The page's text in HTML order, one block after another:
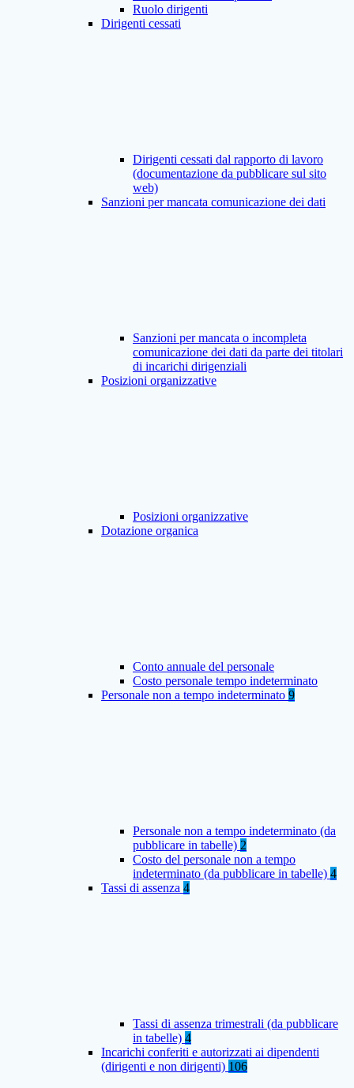
Ruolo dirigenti
Dirigenti cessati
Dirigenti cessati dal rapporto di lavoro
(documentazione da pubblicare sul sito
web)
Sanzioni per mancata comunicazione dei dati
Sanzioni per mancata o incompleta
comunicazione dei dati da parte dei titolari
di incarichi dirigenziali
Posizioni organizzative
Posizioni organizzative
Dotazione organica
Conto annuale del personale
Costo personale tempo indeterminato
Personale non a tempo indeterminato 9
Personale non a tempo indeterminato (da
pubblicare in tabelle) 2
Costo del personale non a tempo
indeterminato (da pubblicare in tabelle) 4
Tassi di assenza 4
Tassi di assenza trimestrali (da pubblicare
in tabelle) 4
Incarichi conferiti e autorizzati ai dipendenti
(dirigenti e non dirigenti) 106